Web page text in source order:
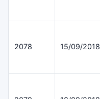
2078 15/09/2018